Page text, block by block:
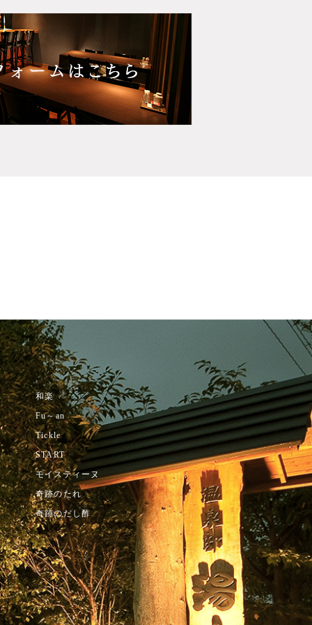
和楽
Fu～an
Tickle
START
モイスティーヌ
奇跡のたれ
奇跡のだし酢